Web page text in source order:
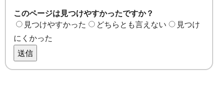
このページは見つけやすかったですか？
見つけやすかった
どちらとも言えない
見つけ
にくかった
送信